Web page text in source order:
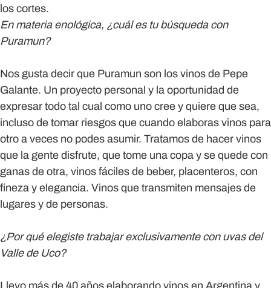
los cortes.
En materia enológica, ¿cuál es tu búsqueda con
Puramun?
Nos gusta decir que Puramun son los vinos de Pepe
Galante. Un proyecto personal y la oportunidad de
expresar todo tal cual como uno cree y quiere que sea,
incluso de tomar riesgos que cuando elaboras vinos para
otro a veces no podes asumir. Tratamos de hacer vinos
que la gente disfrute, que tome una copa y se quede con
ganas de otra, vinos fáciles de beber, placenteros, con
fineza y elegancia. Vinos que transmiten mensajes de
lugares y de personas.
¿Por qué elegiste trabajar exclusivamente con uvas del
Valle de Uco?
Llevo más de 40 años elaborando vinos en Argentina y